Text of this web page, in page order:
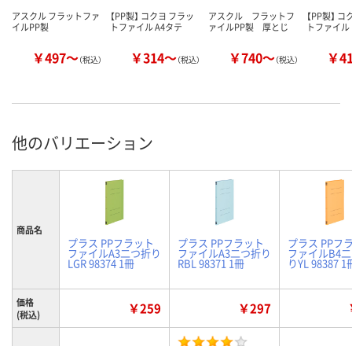
アスクル フラットファ
イルPP製
￥497～（税込）
【PP製】 コクヨ フラッ
トファイル A4タテ
￥314～（税込）
アスクル フラットフ
ァイルPP製 厚とじ
￥740～（税込）
【PP製】
トファイ
￥
他のバリエーション
商品名
プラス PPフラット
ファイルA3二つ折り
LGR 98374 1冊
プラス PPフラット
ファイルA3二つ折り
RBL 98371 1冊
プラス PPフ
ファイルB4
りYL 98387 1
価格
(税込)
￥259 ￥297